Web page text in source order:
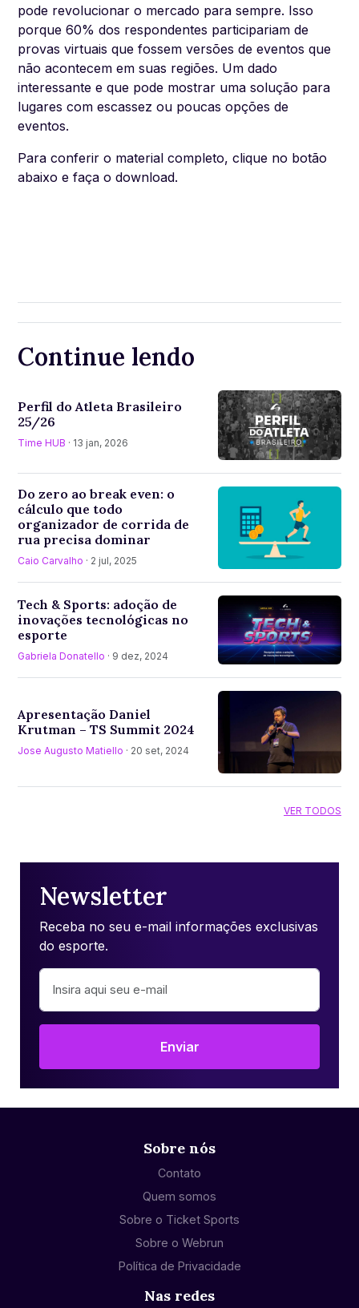
pode revolucionar o mercado para sempre. Isso
porque 60% dos respondentes participariam de
provas virtuais que fossem versões de eventos que
não acontecem em suas regiões. Um dado
interessante e que pode mostrar uma solução para
lugares com escassez ou poucas opções de
eventos.
Para conferir o material completo, clique no botão
abaixo e faça o download.
Continue lendo
Perfil do Atleta Brasileiro
25/26
Time HUB · 13 jan, 2026
Do zero ao break even: o
cálculo que todo
organizador de corrida de
rua precisa dominar
Caio Carvalho · 2 jul, 2025
Tech & Sports: adoção de
inovações tecnológicas no
esporte
Gabriela Donatello · 9 dez, 2024
Apresentação Daniel
Krutman – TS Summit 2024
Jose Augusto Matiello · 20 set, 2024
VER TODOS
Newsletter
Receba no seu e-mail informações exclusivas
do esporte.
Enviar
Sobre nós
Contato
Quem somos
Sobre o Ticket Sports
Sobre o Webrun
Política de Privacidade
Nas redes